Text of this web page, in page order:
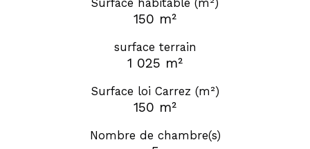
Surface habitable (m²)
150 m²
surface terrain
1 025 m²
Surface loi Carrez (m²)
150 m²
Nombre de chambre(s)